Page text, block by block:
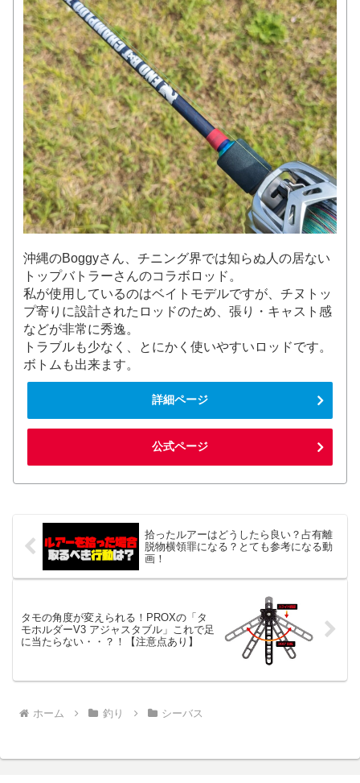
沖縄のBoggyさん、チニング界では知らぬ人の居ない
トップバトラーさんのコラボロッド。
私が使用しているのはベイトモデルですが、チヌトッ
プ寄りに設計されたロッドのため、張り・キャスト感
などが非常に秀逸。
トラブルも少なく、とにかく使いやすいロッドです。
ボトムも出来ます。
詳細ページ
公式ページ
拾ったルアーはどうしたら良い？占有離
脱物横領罪になる？とても参考になる動
画！
タモの角度が変えられる！PROXの「タ
モホルダーV3 アジャスタブル」これで足
に当たらない・・？！【注意点あり】
ホーム 釣り シーバス